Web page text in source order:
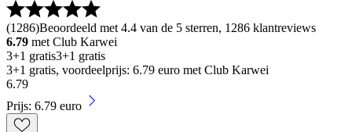
(1286)Beoordeeld met 4.4 van de 5 sterren, 1286 klantreviews
6.79 met Club Karwei
3+1 gratis3+1 gratis
3+1 gratis, voordeelprijs: 6.79 euro met Club Karwei
6.79
Prijs: 6.79 euro